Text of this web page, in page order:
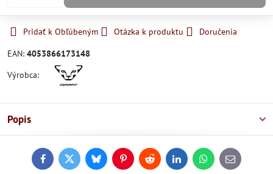
Pridať k Obľúbeným Otázka k produktu
Doručenia
EAN: 4053866173148
Výrobca:
Popis
FacebookTwitterBlueskyPinterestReddit LinkedInWhatsApp
E-
mail